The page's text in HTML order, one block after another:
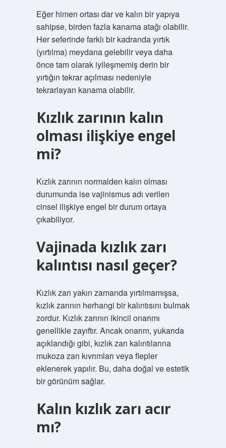
Eğer himen ortası dar ve kalın bir yapıya
sahipse, birden fazla kanama atağı olabilir.
Her seferinde farklı bir kadranda yırtık
(yırtılma) meydana gelebilir veya daha
önce tam olarak iyileşmemiş derin bir
yırtığın tekrar açılması nedeniyle
tekrarlayan kanama olabilir.
Kızlık zarının kalın
olması ilişkiye engel
mi?
Kızlık zarının normalden kalın olması
durumunda ise vajinismus adı verilen
cinsel ilişkiye engel bir durum ortaya
çıkabiliyor.
Vajinada kızlık zarı
kalıntısı nasıl geçer?
Kızlık zarı yakın zamanda yırtılmamışsa,
kızlık zarının herhangi bir kalıntısını bulmak
zordur. Kızlık zarının ikincil onarımı
genellikle zayıftır. Ancak onarım, yukarıda
açıklandığı gibi, kızlık zarı kalıntılarına
mukoza zarı kıvrımları veya flepler
eklenerek yapılır. Bu, daha doğal ve estetik
bir görünüm sağlar.
Kalın kızlık zarı acır
mı?